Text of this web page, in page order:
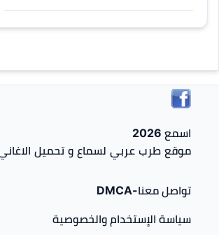
اسمع 2026
موقع طرب عربي لسماع و تحميل الاغاني
تواصل معنا-DMCA
سياسة الإستخدام والخصوصية